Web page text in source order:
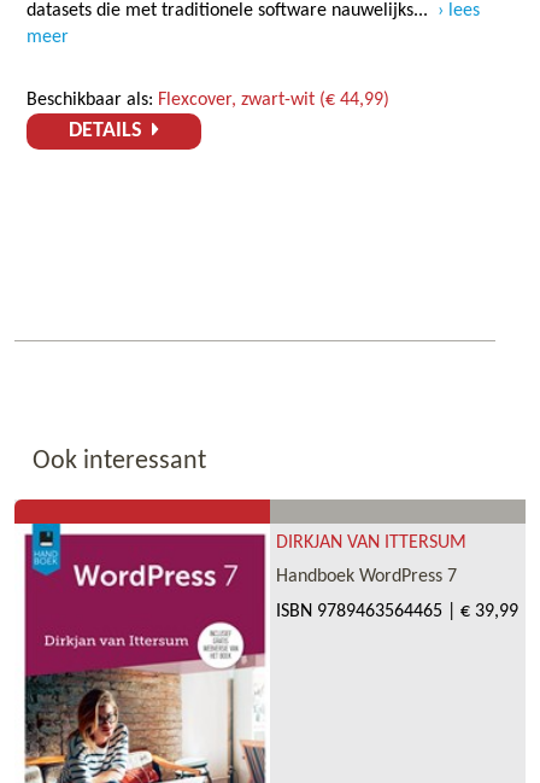
datasets die met traditionele software nauwelijks...
lees
meer
Beschikbaar als: Flexcover, zwart-wit (€ 44,99)
DETAILS
Ook interessant
DIRKJAN VAN ITTERSUM
Handboek WordPress 7
ISBN 9789463564465 € 39,99